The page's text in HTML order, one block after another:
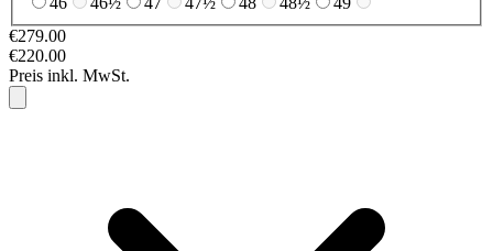
€279.00
€220.00
Preis inkl. MwSt.